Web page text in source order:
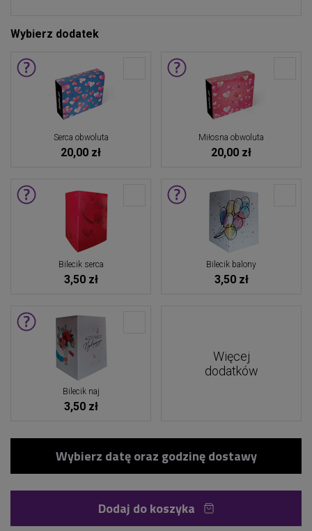
Wybierz dodatek
Serca obwoluta
20,00 zł
Miłosna obwoluta
20,00 zł
Bilecik serca
3,50 zł
Bilecik balony
3,50 zł
Bilecik naj
3,50 zł
Więcej
dodatków
Dodaj do koszyka